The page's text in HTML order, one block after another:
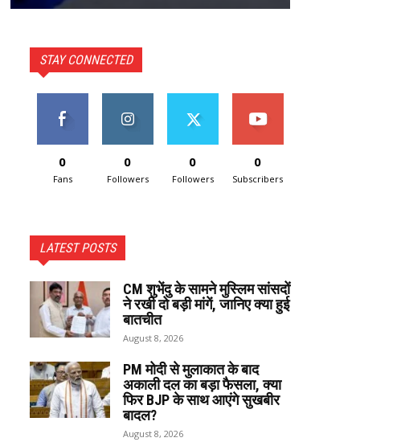
STAY CONNECTED
0
Fans
0
Followers
0
Followers
0
Subscribers
LATEST POSTS
CM शुभेंदु के सामने मुस्लिम सांसदों
ने रखी दो बड़ी मांगें, जानिए क्या हुई
बातचीत
August 8, 2026
PM मोदी से मुलाकात के बाद
अकाली दल का बड़ा फैसला, क्या
फिर BJP के साथ आएंगे सुखबीर
बादल?
August 8, 2026